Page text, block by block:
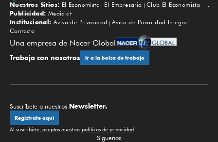
Subir
Nuestros Sitios: El Economista El Empresario
Club El Economista
Publicidad: Mediakit
Institucional: Aviso de Privacidad
Aviso de Privacidad Integral
Contacto
Una empresa de Nacer Global
Trabaja con nosotros Ir a la bolsa de trabajo
Suscríbete a nuestros Newsletter.
Regístrate aquí
Al suscribirte, aceptas nuestras políticas de privacidad.
Síguenos